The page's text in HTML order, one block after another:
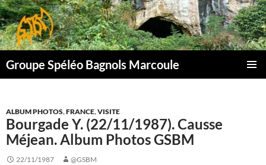
Aller
au
contenu
Groupe Spéléo Bagnols Marcoule
ALBUM PHOTOS,FRANCE,VISITE
Bourgade Y. (22/11/1987). Causse
Méjean. Album Photos GSBM
22/11/1987 @GSBM